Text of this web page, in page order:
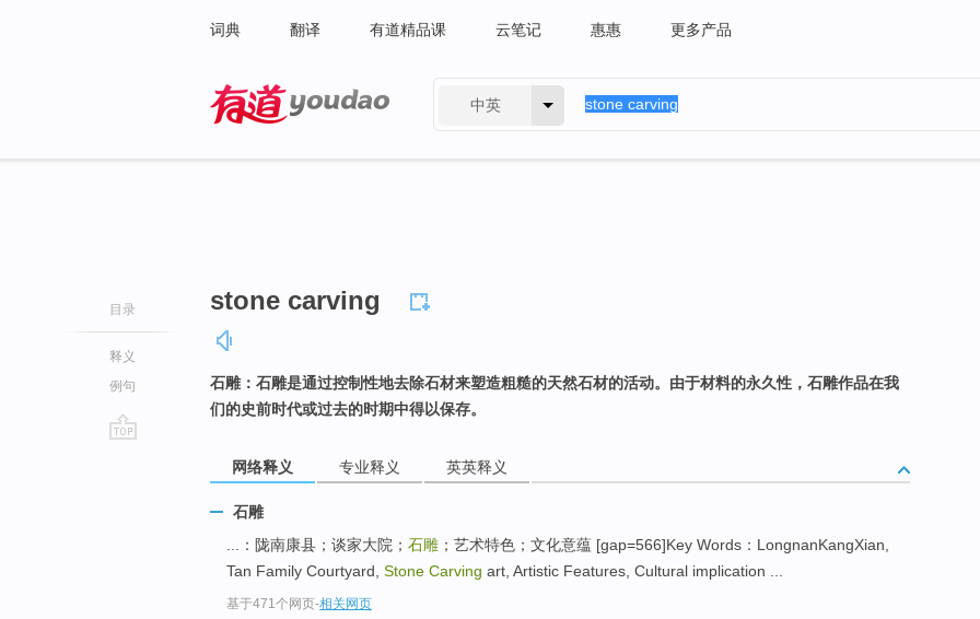
词典 翻译 有道精品课 云笔记 惠惠 更多产品
中英
目录
释义
例句
stone carving
石雕：石雕是通过控制性地去除石材来塑造粗糙的天然石材的活动。由于材料的永久性，石雕作品在我
们的史前时代或过去的时期中得以保存。
网络释义 专业释义 英英释义
石雕
...：陇南康县；谈家大院； 石雕 ；艺术特色；文化意蕴 [gap=566]Key Words：LongnanKangXian,
Tan Family Courtyard, Stone Carving art, Artistic Features, Cultural implication ...
基于471个网页-相关网页